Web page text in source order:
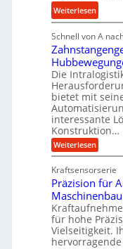
u
l
i
m
V
e
r
g
l
e
b
i
g
e
K
u
g
e
l
g
e
w
i
n
d
e
t
r
e
i
g
e
r
t
U
m
s
a
t
z
n
d
A
u
f
t
Weiterlesen:
M
e
h
r
A
r
b
e
i
t
s
l
o
s
e
,
w
Schnell von A
Die
bietet mit
interessante
Konstruktion…
Weiterlesen:
Z
h
n
s
t
a
n
g
e
Kraftsensorserie
Präzision für
Maschinenbau
für hohe
Vielseitigkeit.